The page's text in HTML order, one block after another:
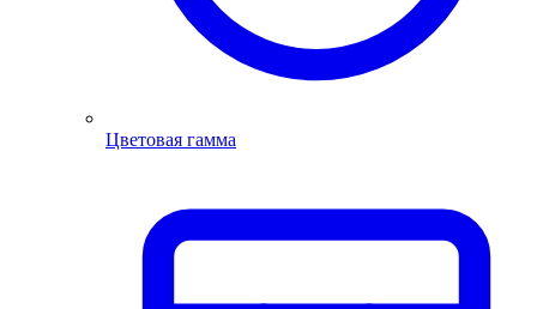
Цветовая гамма